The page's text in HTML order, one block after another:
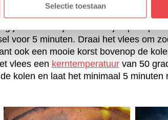
Selectie toestaan
je er wat takjes rozemarijn op en
voor 5 minuten. Draai het vlees om
ook een mooie korst bovenop de
vlees een kerntemperatuur van 50
kolen en laat het minimaal 5 minuten